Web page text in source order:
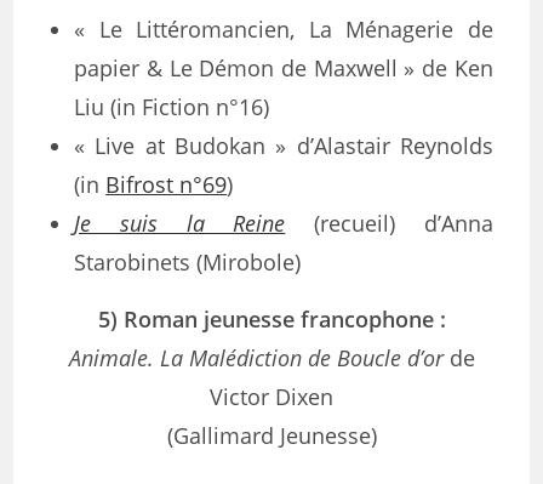
« Le Littéromancien, La Ménagerie de
papier & Le Démon de Maxwell » de Ken
Liu (in Fiction n°16)
« Live at Budokan » d’Alastair Reynolds
(in Bifrost n°69)
Je suis la Reine (recueil) d’Anna
Starobinets (Mirobole)
5) Roman jeunesse francophone :
Animale. La Malédiction de Boucle d’orde
Victor Dixen
(Gallimard Jeunesse)